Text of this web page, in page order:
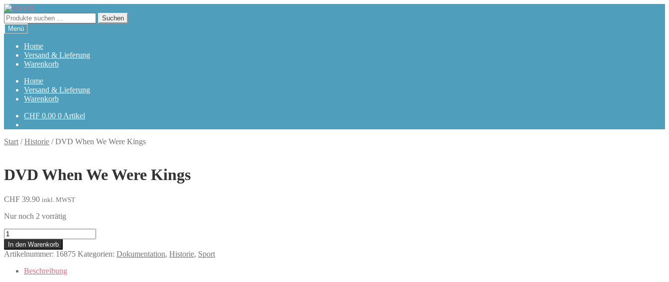
Zur
Navigation
springen
Zum
Inhalt
springen
Suchen
nach:
Suchen
Menü
Home
Versand & Lieferung
Warenkorb
Home
Versand & Lieferung
Warenkorb
CHF 0.00 0 Artikel
Start /Historie /DVD When We Were Kings
DVD When We Were Kings
CHF 39.90 inkl. MWST
Nur noch 2 vorrätig
When
We
Were
Kings
Menge
In den Warenkorb
Artikelnummer: 16875 Kategorien: Dokumentation, Historie, Sport
Beschreibung